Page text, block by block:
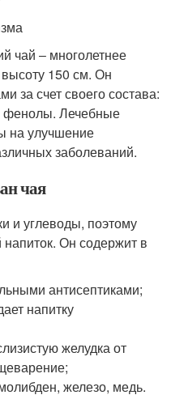
чай ‒ многолетнее
высоту 150 см. Он
за счет своего состава:
фенолы. Лечебные
на улучшение
заболеваний.
чая
и углеводы, поэтому
Он содержит в
антисептиками;
напитку
желудка от
железо, медь.